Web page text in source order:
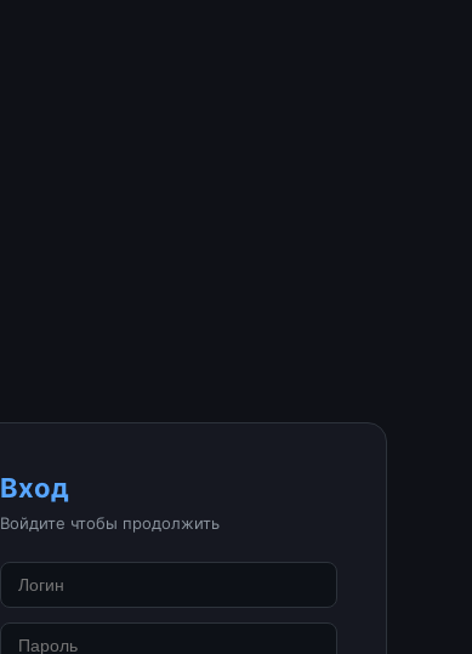
Вход
Войдите чтобы продолжить